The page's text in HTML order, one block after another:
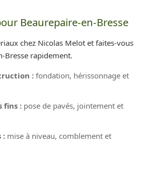
Beaurepaire-en-Bresse
chez Nicolas Melot et faites-vous
Bresse rapidement.
: fondation, hérissonnage et
fins : pose de pavés, jointement et
: mise à niveau, comblement et